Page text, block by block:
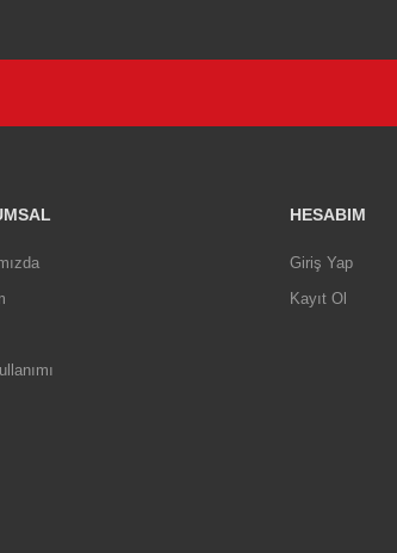
HESABIM
Giriş Yap
Kayıt Ol